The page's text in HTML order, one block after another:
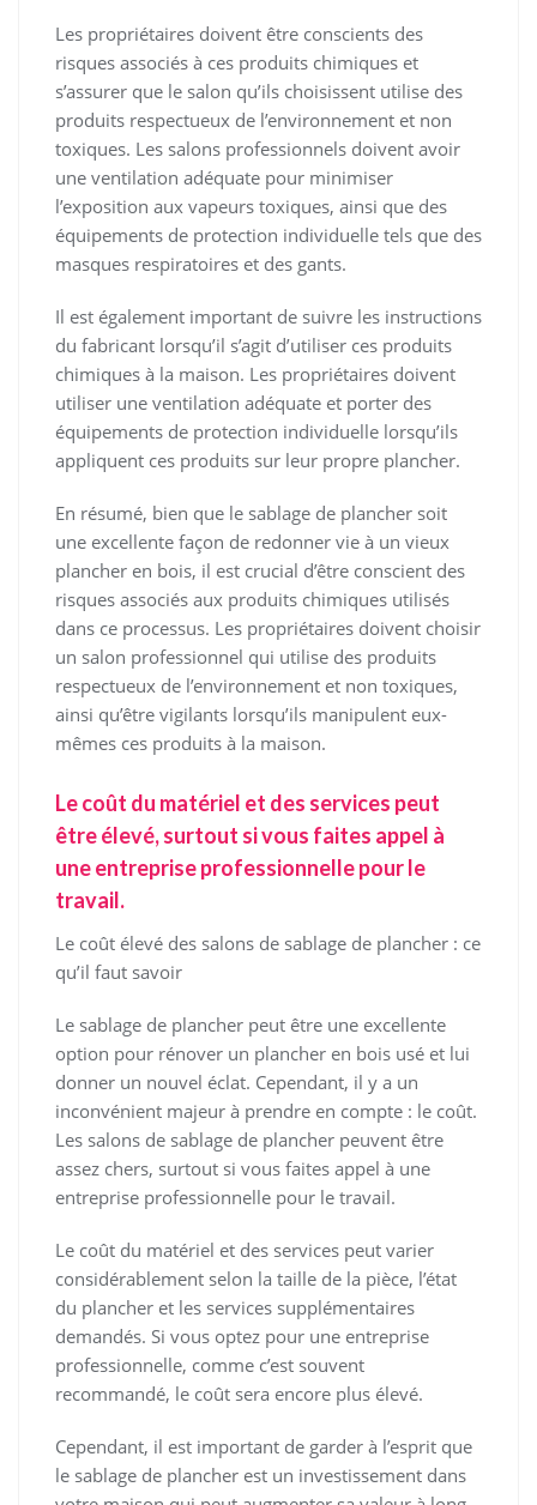
Les propriétaires doivent être conscients des
risques associés à ces produits chimiques et
s’assurer que le salon qu’ils choisissent utilise des
produits respectueux de l’environnement et non
toxiques. Les salons professionnels doivent avoir
une ventilation adéquate pour minimiser
l’exposition aux vapeurs toxiques, ainsi que des
équipements de protection individuelle tels que des
masques respiratoires et des gants.
Il est également important de suivre les instructions
du fabricant lorsqu’il s’agit d’utiliser ces produits
chimiques à la maison. Les propriétaires doivent
utiliser une ventilation adéquate et porter des
équipements de protection individuelle lorsqu’ils
appliquent ces produits sur leur propre plancher.
En résumé, bien que le sablage de plancher soit
une excellente façon de redonner vie à un vieux
plancher en bois, il est crucial d’être conscient des
risques associés aux produits chimiques utilisés
dans ce processus. Les propriétaires doivent choisir
un salon professionnel qui utilise des produits
respectueux de l’environnement et non toxiques,
ainsi qu’être vigilants lorsqu’ils manipulent eux-
mêmes ces produits à la maison.
Le coût du matériel et des services peut
être élevé, surtout si vous faites appel à
une entreprise professionnelle pour le
travail.
Le coût élevé des salons de sablage de plancher : ce
qu’il faut savoir
Le sablage de plancher peut être une excellente
option pour rénover un plancher en bois usé et lui
donner un nouvel éclat. Cependant, il y a un
inconvénient majeur à prendre en compte : le coût.
Les salons de sablage de plancher peuvent être
assez chers, surtout si vous faites appel à une
entreprise professionnelle pour le travail.
Le coût du matériel et des services peut varier
considérablement selon la taille de la pièce, l’état
du plancher et les services supplémentaires
demandés. Si vous optez pour une entreprise
professionnelle, comme c’est souvent
recommandé, le coût sera encore plus élevé.
Cependant, il est important de garder à l’esprit que
le sablage de plancher est un investissement dans